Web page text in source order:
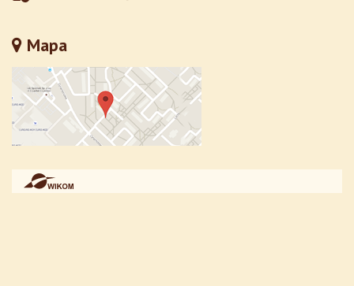
Mapa